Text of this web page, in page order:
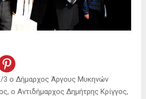
3 ο Δήμαρχος Άργους Μυκηνών
ο Αντιδήμαρχος Δημήτρης Κρίγγος,